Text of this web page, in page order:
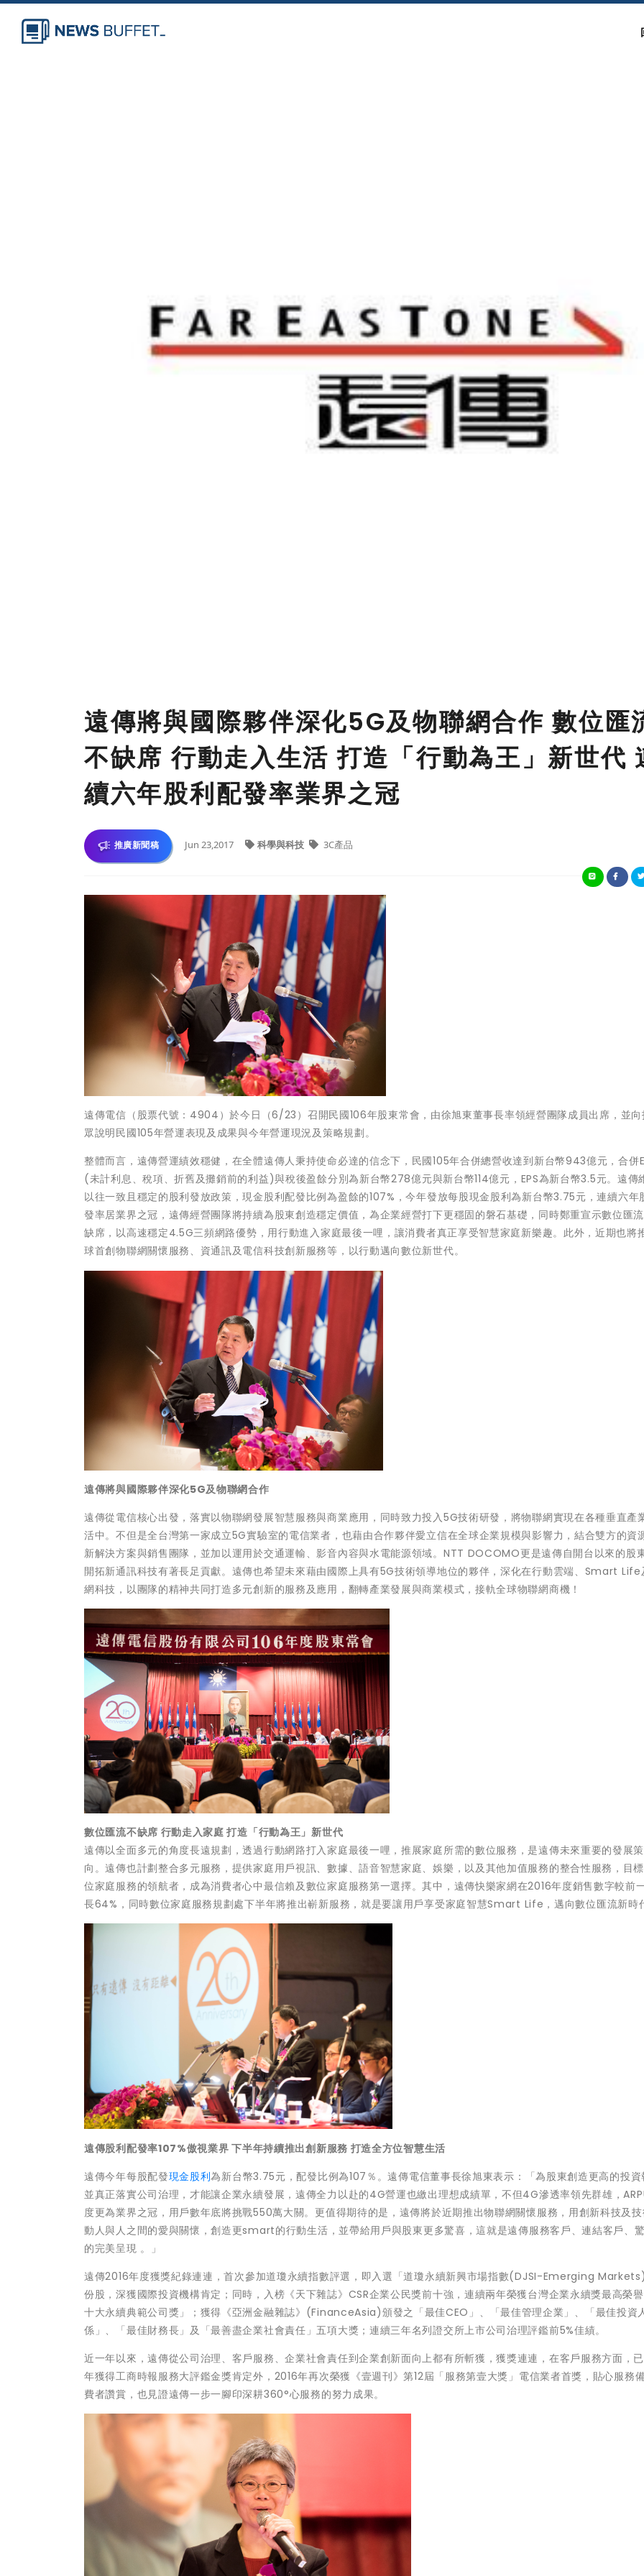
遠傳將與國際夥伴深化5G及物聯網合作 數位匯
不缺席 行動走入生活 打造「行動為王」新世代
續六年股利配發率業界之冠
推廣新聞稿 Jun 23,2017 科學與科技 3C產品
遠傳電信（股票代號：4904）於今日（6/23）召開民國106年股東常會，由徐旭東董事長率領經營團隊成員出席，並向
眾說明民國105年營運表現及成果與今年營運現況及策略規劃。
整體而言，遠傳營運績效穩健，在全體遠傳人秉持使命必達的信念下，民國105年合併總營收達到新台幣943億元，合併
(未計利息、稅項、折舊及攤銷前的利益)與稅後盈餘分別為新台幣278億元與新台幣114億元，EPS為新台幣3.5元。遠傳
以往一致且穩定的股利發放政策，現金股利配發比例為盈餘的107%，今年發放每股現金股利為新台幣3.75元，連續六年
發率居業界之冠，遠傳經營團隊將持續為股東創造穩定價值，為企業經營打下更穩固的磐石基礎，同時鄭重宣示數位匯
缺席，以高速穩定4.5G三頻網路優勢，用行動進入家庭最後一哩，讓消費者真正享受智慧家庭新樂趣。此外，近期也將
球首創物聯網關懷服務、資通訊及電信科技創新服務等，以行動邁向數位新世代。
遠傳將與國際夥伴深化5G及物聯網合作
遠傳從電信核心出發，落實以物聯網發展智慧服務與商業應用，同時致力投入5G技術研發，將物聯網實現在各種垂直產
活中。不但是全台灣第一家成立5G實驗室的電信業者，也藉由合作夥伴愛立信在全球企業規模與影響力，結合雙方的資
新解決方案與銷售團隊，並加以運用於交通運輸、影音內容與水電能源領域。NTT DOCOMO更是遠傳自開台以來的股
開拓新通訊科技有著長足貢獻。遠傳也希望未來藉由國際上具有5G技術領導地位的夥伴，深化在行動雲端、Smart Life
網科技，以團隊的精神共同打造多元創新的服務及應用，翻轉產業發展與商業模式，接軌全球物聯網商機！
數位匯流不缺席 行動走入家庭 打造「行動為王」新世代
遠傳以全面多元的角度長遠規劃，透過行動網路打入家庭最後一哩，推展家庭所需的數位服務，是遠傳未來重要的發展
向。遠傳也計劃整合多元服務，提供家庭用戶視訊、數據、語音智慧家庭、娛樂，以及其他加值服務的整合性服務，目
位家庭服務的領航者，成為消費者心中最信賴及數位家庭服務第一選擇。其中，遠傳快樂家網在2016年度銷售數字較前
長64%，同時數位家庭服務規劃處下半年將推出嶄新服務，就是要讓用戶享受家庭智慧Smart Life，邁向數位匯流新時
遠傳股利配發率107%傲視業界 下半年持續推出創新服務 打造全方位智慧生活
遠傳今年每股配發現金股利為新台幣3.75元，配發比例為107％。遠傳電信董事長徐旭東表示：「為股東創造更高的投資
並真正落實公司治理，才能讓企業永續發展，遠傳全力以赴的4G營運也繳出理想成績單，不但4G滲透率領先群雄，
度更為業界之冠，用戶數年底將挑戰550萬大關。更值得期待的是，遠傳將於近期推出物聯網關懷服務，用創新科技及
動人與人之間的愛與關懷，創造更smart的行動生活，並帶給用戶與股東更多驚喜，這就是遠傳服務客戶、連結客戶、
的完美呈現 。」
遠傳2016年度獲獎紀錄連連，首次參加道瓊永續指數評選，即入選「道瓊永續新興市場指數(DJSI-Emerging
份股，深獲國際投資機構肯定；同時，入榜《天下雜誌》CSR企業公民獎前十強，連續兩年榮獲台灣企業永續獎最高榮
十大永續典範公司獎」；獲得《亞洲金融雜誌》(FinanceAsia)頒發之「最佳CEO」、「最佳管理企業」、「最佳投資
係」、「最佳財務長」及「最善盡企業社會責任」五項大獎；連續三年名列證交所上市公司治理評鑑前5%佳績。
近一年以來，遠傳從公司治理、客戶服務、企業社會責任到企業創新面向上都有所斬獲，獲獎連連，在客戶服務方面，
年獲得工商時報服務大評鑑金獎肯定外，2016年再次榮獲《壹週刊》第12屆「服務第壹大獎」電信業者首獎，貼心服務
費者讚賞，也見證遠傳一步一腳印深耕360°心服務的努力成果。